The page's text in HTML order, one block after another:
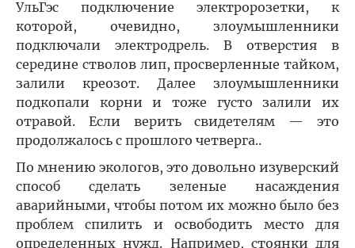
УльГэс подключение электророзетки, к
которой, очевидно, злоумышленники
подключали электродрель. В отверстия в
середине стволов лип, просверленные тайком,
залили креозот. Далее злоумышленники
подкопали корни и тоже густо залили их
отравой. Если верить свидетелям — это
продолжалось с прошлого четверга..
По мнению экологов, это довольно изуверский
способ сделать зеленые насаждения
аварийными, чтобы потом их можно было без
проблем спилить и освободить место для
определенных нужд. Например, стоянки для